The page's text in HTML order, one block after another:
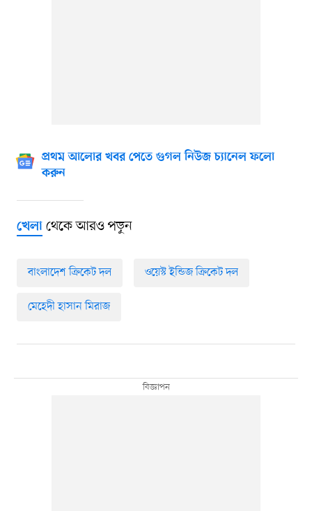
প্রথম আলোর খবর পেতে গুগল নিউজ চ্যানেল ফলো
করুন
খেলাথেকে আরও পড়ুন
বাংলাদেশ ক্রিকেট দল ওয়েস্ট ইন্ডিজ ক্রিকেট দল
মেহেদী হাসান মিরাজ